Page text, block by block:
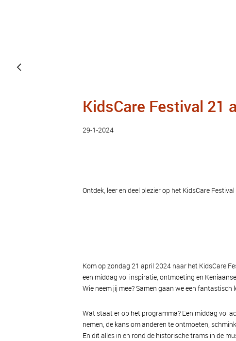
KidsCare Festival 21
29-1-2024
Ontdek, leer en deel plezier op het KidsCare
Kom op zondag 21 april 2024 naar het KidsCare
een middag vol inspiratie, ontmoeting en
Wie neem jij mee? Samen gaan we een
Wat staat er op het programma? Een middag vol
nemen, de kans om anderen te ontmoeten,
En dit alles in en rond de historische trams in de